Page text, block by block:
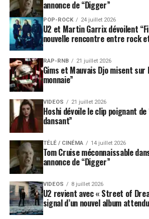
annonce de “Digger”
POP-ROCK 24 juillet 2026
U2 et Martin Garrix dévoilent
nouvelle rencontre entre rock
RAP-RNB 21 juillet 2026
Gims et Mauvais Djo misent sur
monnaie”
VIDEOS 21 juillet 2026
Hoshi dévoile le clip poignant
dansant”
TÉLÉ / CINÉMA 14 juillet 2026
Tom Cruise méconnaissable
annonce de “Digger”
VIDEOS 8 juillet 2026
U2 revient avec « Street of
signal d’un nouvel album attendu